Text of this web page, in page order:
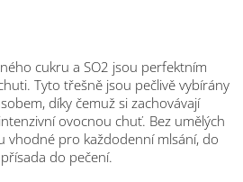
cukru a SO2 jsou perfektním
Tyto třešně jsou pečlivě vybírány
díky čemuž si zachovávají
ovocnou chuť. Bez umělých
vhodné pro každodenní mlsání, do
do pečení.